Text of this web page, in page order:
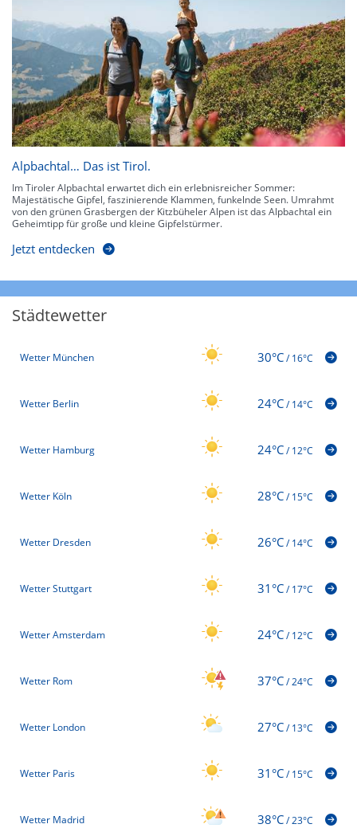
Alpbachtal… Das ist Tirol.
Im Tiroler Alpbachtal erwartet dich ein erlebnisreicher Sommer:
Majestätische Gipfel, faszinierende Klammen, funkelnde Seen. Umrahmt
von den grünen Grasbergen der Kitzbüheler Alpen ist das Alpbachtal ein
Geheimtipp für große und kleine Gipfelstürmer.
Jetzt entdecken
Städtewetter
Wetter München 30°C/16°C
Wetter Berlin 24°C/14°C
Wetter Hamburg 24°C/12°C
Wetter Köln 28°C/15°C
Wetter Dresden 26°C/14°C
Wetter Stuttgart 31°C/17°C
Wetter Amsterdam 24°C/12°C
Wetter Rom 37°C/24°C
Wetter London 27°C/13°C
Wetter Paris 31°C/15°C
Wetter Madrid 38°C/23°C